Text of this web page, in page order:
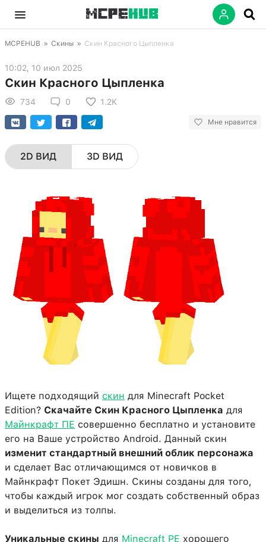
MCPEHUB » Скины » Скин Красного Цыпленка
10:02, 10 июл 2025
Скин Красного Цыпленка
734 0 1.2K
Мне нравится
2D ВИД 3D ВИД
Ищете подходящий скин для Minecraft Pocket
Edition? Скачайте Скин Красного Цыпленка для
Майнкрафт ПЕ совершенно бесплатно и установите
его на Ваше устройство Android. Данный скин
изменит стандартный внешний облик персонажа
и сделает Вас отличающимся от новичков в
Майнкрафт Покет Эдишн. Скины созданы для того,
чтобы каждый игрок мог создать собственный образ
и выделиться из толпы.
Уникальные скины для Minecraft PE хорошего